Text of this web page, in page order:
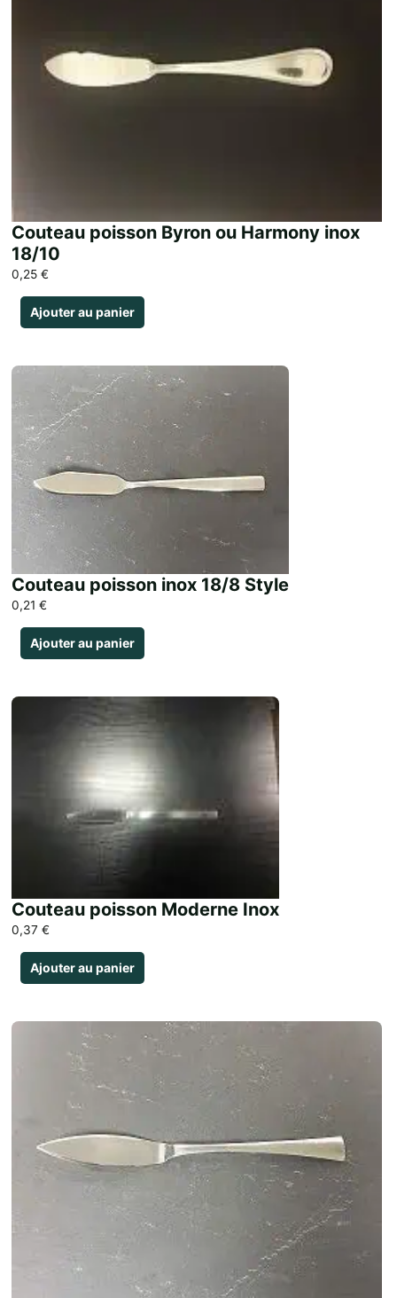
Couteau poisson Byron ou Harmony inox
18/10
0,25 €
Ajouter au panier
Couteau poisson inox 18/8 Style
0,21 €
Ajouter au panier
Couteau poisson Moderne Inox
0,37 €
Ajouter au panier